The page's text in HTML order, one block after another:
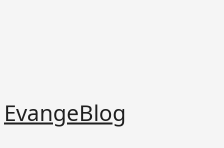
to
content
EvangeBlog